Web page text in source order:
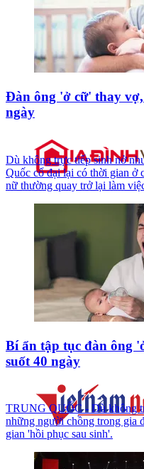
Đàn ông 'ở cữ' thay
ngày
Dù không trực tiếp sinh nở
Quốc cổ đại lại có thời gian ở
nữ thường quay trở lại làm
Bí ẩn tập tục đàn ông
suốt 40 ngày
TRUNG QUỐC - Dù không
những người chồng trong gia
gian 'hồi phục sau sinh'.